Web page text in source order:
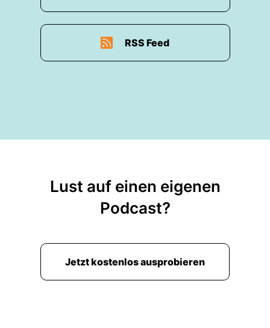
RSS Feed
Lust auf einen eigenen
Podcast?
Jetzt kostenlos ausprobieren